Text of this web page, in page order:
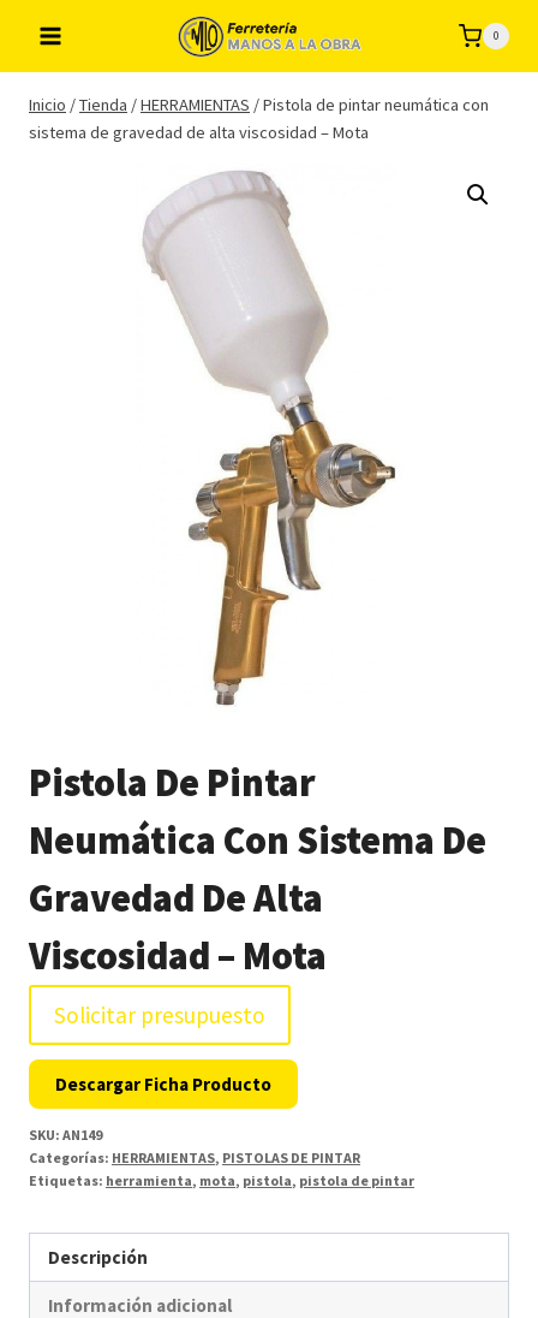
contenido
0
Inicio /Tienda /HERRAMIENTAS /Pistola de pintar neumática con
sistema de gravedad de alta viscosidad – Mota
Pistola De Pintar
Neumática Con Sistema De
Gravedad De Alta
Viscosidad – Mota
Solicitar presupuesto
Descargar Ficha Producto
SKU: AN149
Categorías: HERRAMIENTAS, PISTOLAS DE PINTAR
Etiquetas: herramienta, mota, pistola, pistola de pintar
Descripción
Información adicional